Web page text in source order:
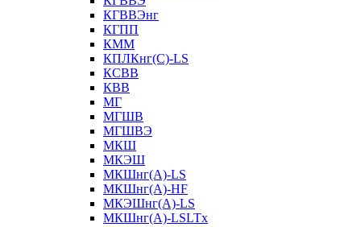
КГВВЭнг
КГПП
КММ
КПЛКнг(C)-LS
КСВВ
КВВ
МГ
МГШВ
МГШВЭ
МКШ
МКЭШ
МКШнг(А)-LS
МКШнг(А)-HF
МКЭШнг(А)-LS
МКШнг(А)-LSLTx